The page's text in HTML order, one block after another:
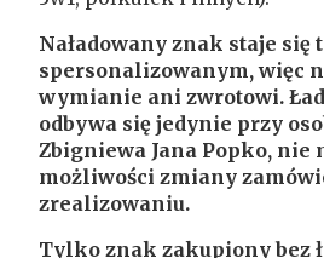
Naładowany znak staje się
spersonalizowanym, więc
wymianie ani zwrotowi.
odbywa się jedynie przy
Zbigniewa Jana Popko, nie
możliwości zmiany
zrealizowaniu.
Tylko znak zakupiony bez